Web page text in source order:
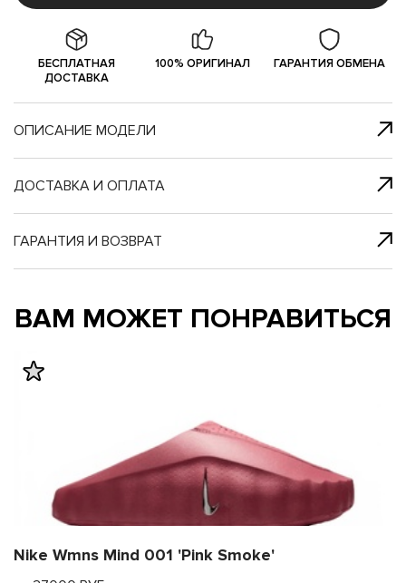
клик
и в
наш
БЕСПЛАТНАЯ
ДОСТАВКА
100% ОРИГИНАЛ ГАРАНТИЯ ОБМЕНА
ОПИСАНИЕ МОДЕЛИ
ДОСТАВКА И ОПЛАТА
ГАРАНТИЯ И ВОЗВРАТ
ВАМ МОЖЕТ ПОНРАВИТЬСЯ
Nike Wmns Mind 001 'Pink Smoke'
с нами
и в
наш